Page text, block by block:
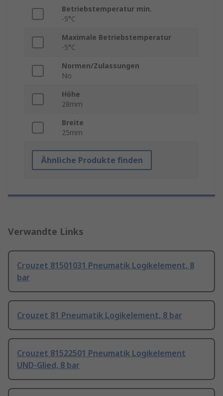
Betriebstemperatur min.
-5°C
Maximale Betriebstemperatur
-5°C
Normen/Zulassungen
No
Höhe
28mm
Breite
25mm
Ähnliche Produkte finden
Verwandte Links
Crouzet 81501031 Pneumatik Logikelement, 8
bar
Crouzet 81 Pneumatik Logikelement, 8 bar
Crouzet 81522501 Pneumatik Logikelement
UND-Glied, 8 bar